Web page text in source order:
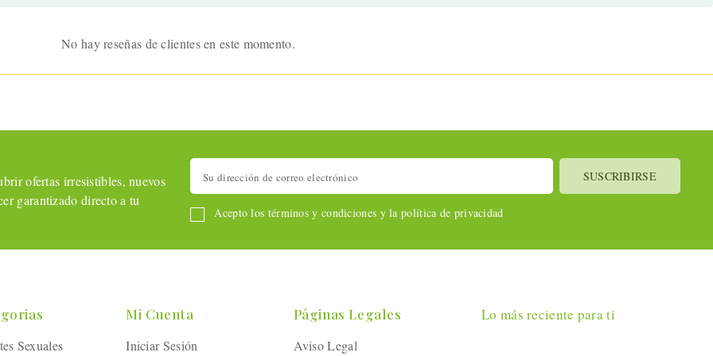
No hay reseñas de clientes en este momento.
ofertas irresistibles, nuevos
garantizado directo a tu
Acepto los términos y condiciones y la política de privacidad
Sexuales
Mi Cuenta
Iniciar Sesión
Páginas Legales
Aviso Legal
Lo más reciente para ti